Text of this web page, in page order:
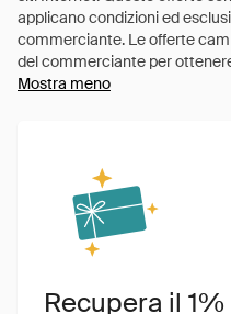
Mostra meno
Recupera il 1%